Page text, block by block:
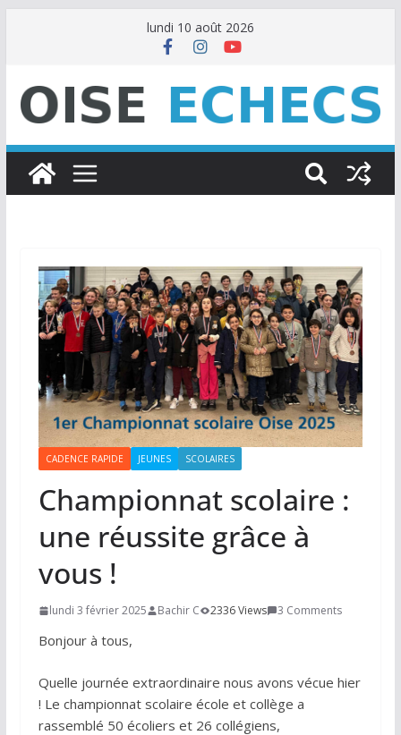
lundi 10 août 2026
CADENCE RAPIDE JEUNES SCOLAIRES
Championnat scolaire :
une réussite grâce à
vous !
lundi 3 février 2025 Bachir C 2336 Views 3 Comments
Bonjour à tous,
Quelle journée extraordinaire nous avons vécue hier
! Le championnat scolaire école et collège a
rassemblé 50 écoliers et 26 collégiens,